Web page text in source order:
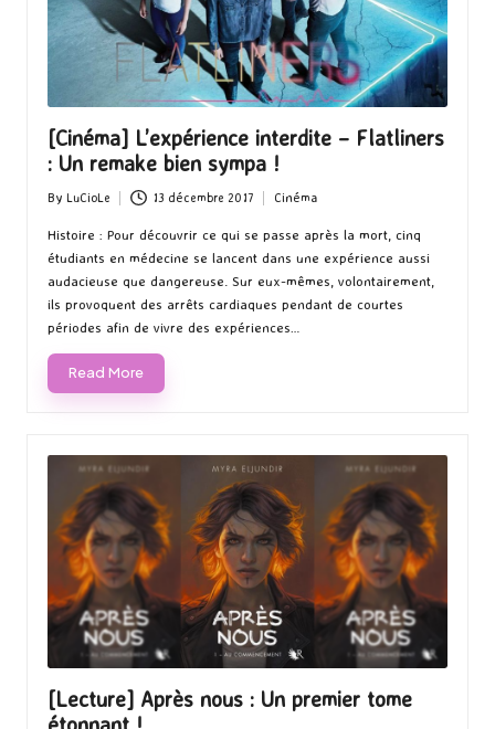
[Cinéma] L’expérience interdite – Flatliners
: Un remake bien sympa !
Posted
by
By LuCioLe 13 décembre 2017
in
Cinéma
Histoire : Pour découvrir ce qui se passe après la mort, cinq
étudiants en médecine se lancent dans une expérience aussi
audacieuse que dangereuse. Sur eux-mêmes, volontairement,
ils provoquent des arrêts cardiaques pendant de courtes
périodes afin de vivre des expériences…
Read More
[Lecture] Après nous : Un premier tome